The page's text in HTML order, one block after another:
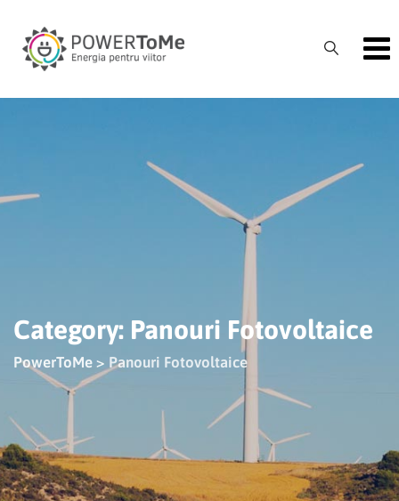
content
Category: Panouri Fotovoltaice
PowerToMe > Panouri Fotovoltaice